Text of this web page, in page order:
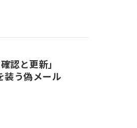
認と更新」
装う偽メール